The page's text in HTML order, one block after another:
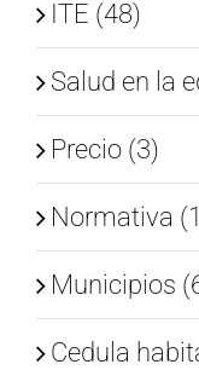
ITE (48)
Salud en la
Precio (3)
Normativa
Municipios
Cedula